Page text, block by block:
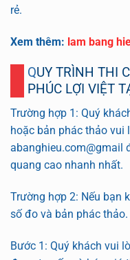
rẻ.
Xem thêm: lam bang
QUY TRÌNH THI CÔNG BIỂN QUẢNG CÁO
PHÚC LỢI VIỆT
Trường hợp 1: Quý
hoặc bản phác thảo vui
abanghieu.com@gmail
quang cao nhanh nhất.
Trường hợp 2: Nếu bạn
số đo và bản phác thảo.
Bước 1: Quý khách vui